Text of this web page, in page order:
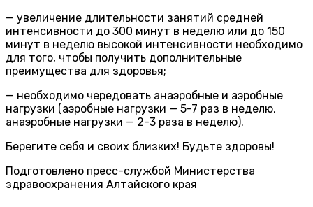
— увеличение длительности занятий средней
интенсивности до 300 минут в неделю или до 150
минут в неделю высокой интенсивности необходимо
для того, чтобы получить дополнительные
преимущества для здоровья;
— необходимо чередовать анаэробные и аэробные
нагрузки (аэробные нагрузки — 5-7 раз в неделю,
анаэробные нагрузки — 2-3 раза в неделю).
Берегите себя и своих близких! Будьте здоровы!
Подготовлено пресс-службой Министерства
здравоохранения Алтайского края